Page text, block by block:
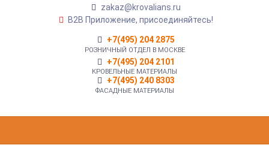
zakaz@krovalians.ru
B2B Приложение, присоединяйтесь!
+7(495) 204 2875
РОЗНИЧНЫЙ ОТДЕЛ В МОСКВЕ
+7(495) 204 2101
КРОВЕЛЬНЫЕ МАТЕРИАЛЫ
+7(495) 240 8303
ФАСАДНЫЕ МАТЕРИАЛЫ